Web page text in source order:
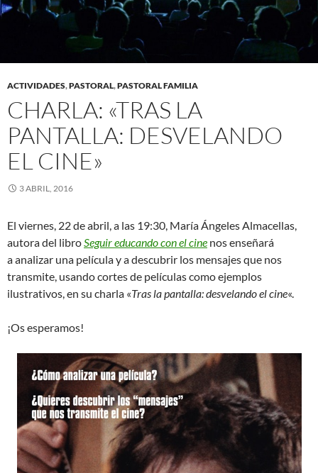
ACTIVIDADES,PASTORAL,PASTORAL FAMILIA
CHARLA: «TRAS LA
PANTALLA: DESVELANDO
EL CINE»
3 ABRIL, 2016
El viernes, 22 de abril, a las 19:30, María Ángeles Almacellas,
autora del libro Seguir educando con el cine nos enseñará
a analizar una película y a descubrir los mensajes que nos
transmite, usando cortes de películas como ejemplos
ilustrativos, en su charla «Tras la pantalla: desvelando el cine«.
¡Os esperamos!